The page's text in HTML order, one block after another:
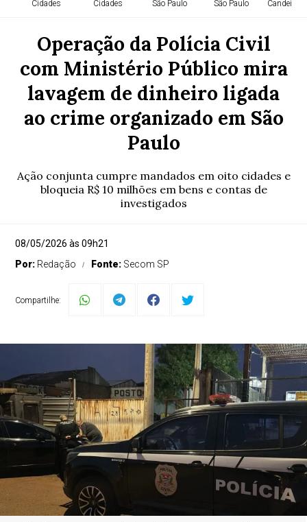
Cidades Cidades São Paulo São Paulo Candeias
Operação da Polícia Civil
com Ministério Público mira
lavagem de dinheiro ligada
ao crime organizado em São
Paulo
Ação conjunta cumpre mandados em oito cidades e
bloqueia R$ 10 milhões em bens e contas de
investigados
08/05/2026 às 09h21
Por: Redação Fonte: Secom SP
Compartilhe: